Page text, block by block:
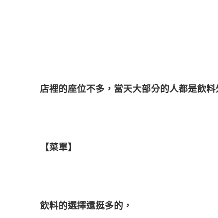
店裡的座位不多，當天大部分的人都是飲料
【菜單】
飲料的選擇還挺多的，